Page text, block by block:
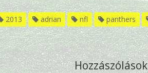
2013 adrian nfl panthers
Hozzászólások